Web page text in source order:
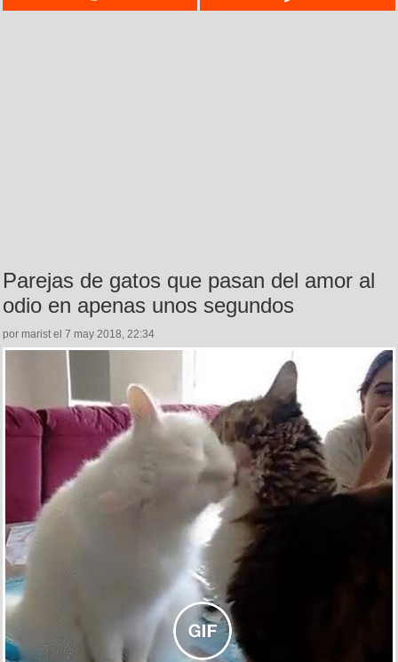
Parejas de gatos que pasan del amor al
odio en apenas unos segundos
por marist el 7 may 2018, 22:34